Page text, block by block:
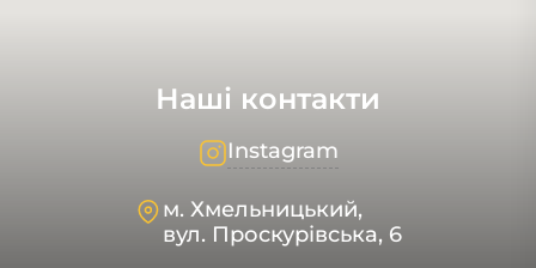
Наші контакти
Instagram
м. Хмельницький,
вул. Проскурівська, 6